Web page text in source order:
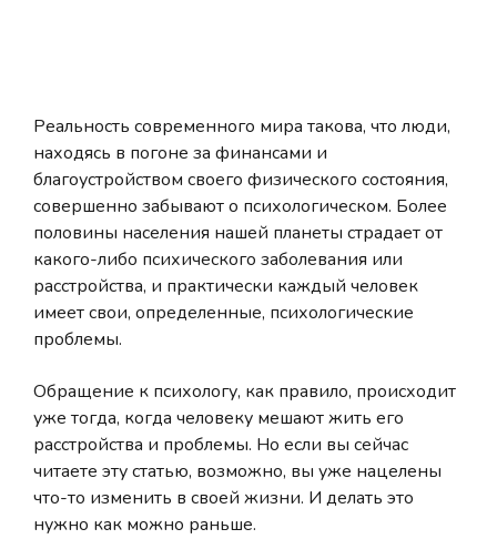
Реальность современного мира такова, что люди,
находясь в погоне за финансами и
благоустройством своего физического состояния,
совершенно забывают о психологическом. Более
половины населения нашей планеты страдает от
какого-либо психического заболевания или
расстройства, и практически каждый человек
имеет свои, определенные, психологические
проблемы.
Обращение к психологу, как правило, происходит
уже тогда, когда человеку мешают жить его
расстройства и проблемы. Но если вы сейчас
читаете эту статью, возможно, вы уже нацелены
что-то изменить в своей жизни. И делать это
нужно как можно раньше.